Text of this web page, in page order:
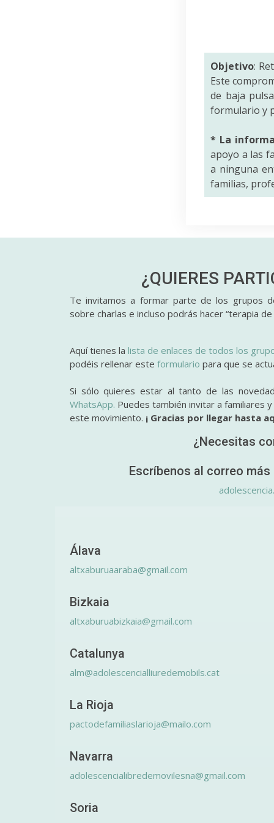
Objetivo:
Este
de baja
formulario y
* La
apoyo a las
a ninguna
familias,
¿QUIERES
Te invitamos a formar parte de los grupos
sobre charlas e incluso podrás hacer “terapia de
Aquí tienes lalista de enlaces de todos los
podéis rellenar este formulario para que se
Si sólo quieres estar al tanto de las
WhatsApp. Puedes también invitar a familiares
este movimiento. ¡ Gracias por llegar hasta
¿Necesitas
Escríbenos al correo
Álava
altxaburuaaraba@gmail.com
Bizkaia
altxaburuabizkaia@gmail.com
Catalunya
alm@adolescencialliuredemobils.cat
La Rioja
pactodefamiliaslarioja@mailo.com
Navarra
adolescencialibredemovilesna@gmail.com
Soria